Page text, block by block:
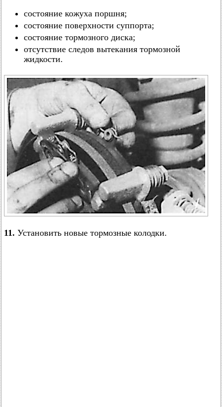
состояние кожуха поршня;
состояние поверхности суппорта;
состояние тормозного диска;
отсутствие следов вытекания тормозной
жидкости.
11. Установить новые тормозные колодки.